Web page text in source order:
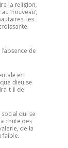
la religion,
‘nouveau’,
les
de
en
dieu se
t-il de
qui se
chute des
de la
faible.